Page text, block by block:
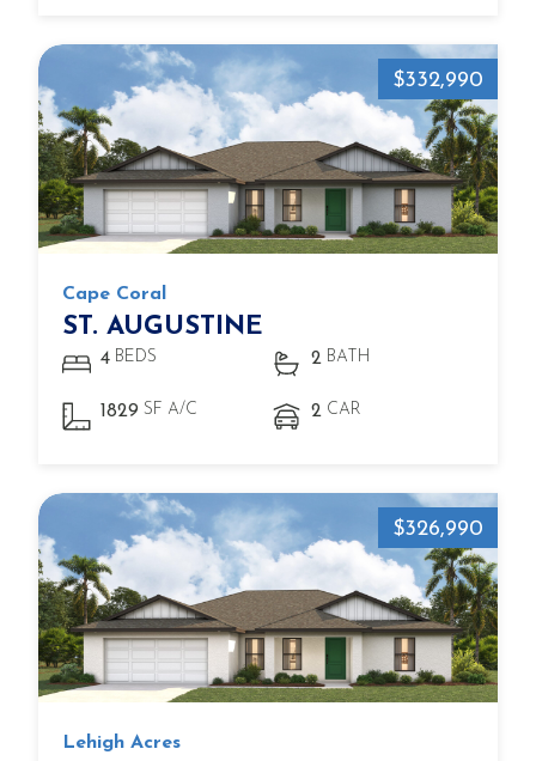
$332,990
Cape Coral
ST. AUGUSTINE
4 BEDS 2 BATH
1829 SF A/C 2 CAR
$326,990
Lehigh Acres